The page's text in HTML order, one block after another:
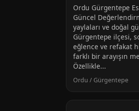
Ordu Gürgentepe
Güncel
yaylaları ve doğal
Gürgentepe ilçesi,
eğlence ve refakat
farklı bir arayışın
Özellikle...
Ordu / Gürgentepe